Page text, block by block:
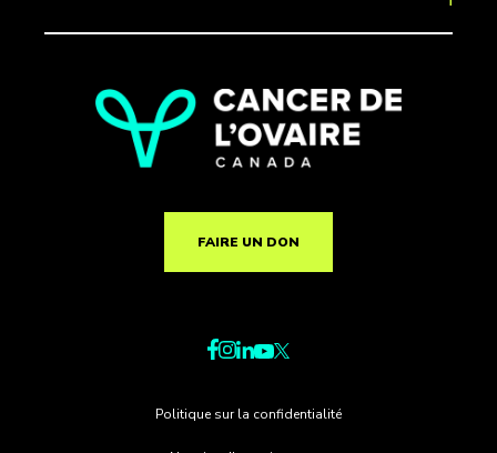
FAIRE UN DON
Politique sur la confidentialité